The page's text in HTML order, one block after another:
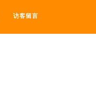
访客留言